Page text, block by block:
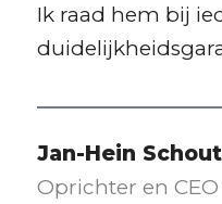
Ik raad hem bij
Jan-Hein
Oprichter en